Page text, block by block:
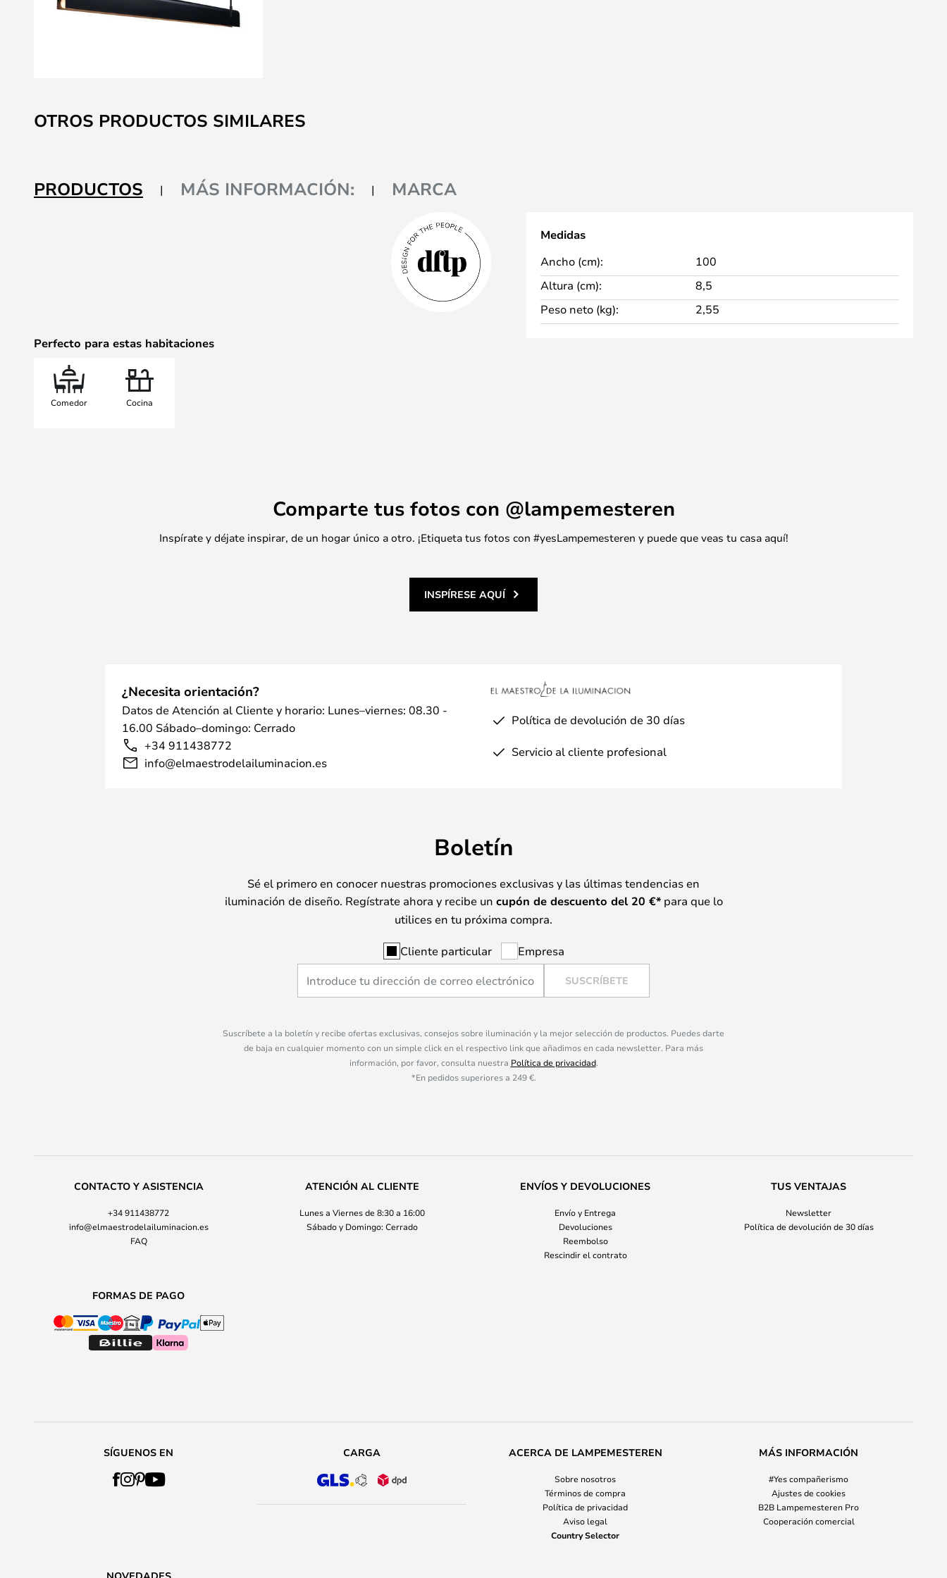
al
comienzo
galería
de
OTROS PRODUCTOS SIMILARES
PRODUCTOS MÁS INFORMACIÓN: MARCA
Perfecto para estas habitaciones
Comedor Cocina
Medidas
Ancho (cm):
100
Altura (cm):
8,5
Peso neto (kg):
2,55
Comparte tus fotos con @lampemesteren
Inspírate y déjate inspirar, de un hogar único a otro. ¡Etiqueta tus fotos con #yesLampemesteren y puede que veas tu casa aquí!
INSPÍRESE AQUÍ
¿Necesita orientación?
Datos de Atención al Cliente y horario: Lunes–viernes: 08.30 -
16.00 Sábado–domingo: Cerrado
+34 911438772
info@elmaestrodelailuminacion.es
Política de devolución de 30 días
Servicio al cliente profesional
Boletín
Sé el primero en conocer nuestras promociones exclusivas y las últimas tendencias en
iluminación de diseño. Regístrate ahora y recibe un cupón de descuento del 20 €*para que lo
utilices en tu próxima compra.
Cliente particular Empresa
SUSCRÍBETE
Suscríbete a la boletín y recibe ofertas exclusivas, consejos sobre iluminación y la mejor selección de productos. Puedes darte
de baja en cualquier momento con un simple click en el respectivo link que añadimos en cada newsletter. Para más
información, por favor, consulta nuestra Política de privacidad.
*En pedidos superiores a 249 €.
CONTACTO Y ASISTENCIA
+34 911438772
info@elmaestrodelailuminacion.es
FAQ
ATENCIÓN AL CLIENTE
Lunes a Viernes de 8:30 a 16:00
Sábado y Domingo: Cerrado
ENVÍOS Y DEVOLUCIONES
Envío y Entrega
Devoluciones
Reembolso
Rescindir el contrato
TUS VENTAJAS
Newsletter
Política de devolución de 30 días
FORMAS DE PAGO
SÍGUENOS EN CARGA ACERCA DE LAMPEMESTEREN
Sobre nosotros
Términos de compra
Política de privacidad
Aviso legal
Country Selector
MÁS INFORMACIÓN
#Yes compañerismo
Ajustes de cookies
B2B Lampemesteren Pro
Cooperación comercial